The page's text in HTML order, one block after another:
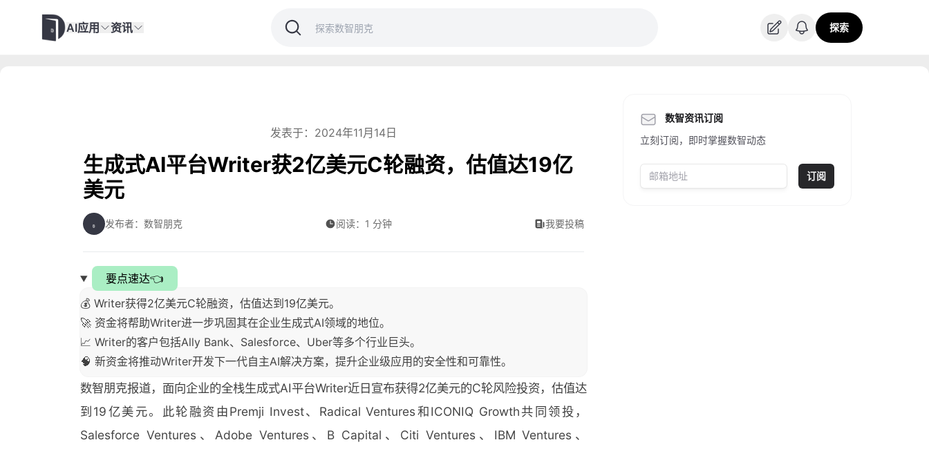
AI应用 资讯 探索
发表于：2024年11月14日
生成式AI平台Writer获2亿美元C轮融资，估值达19亿
美元
发布者：数智朋克 阅读：1 分钟 我要投稿
要点速达👈
💰 Writer获得2亿美元C轮融资，估值达到19亿美元。
🚀 资金将帮助Writer进一步巩固其在企业生成式AI领域的地位。
📈 Writer的客户包括Ally Bank、Salesforce、Uber等多个行业巨头。
🧠 新资金将推动Writer开发下一代自主AI解决方案，提升企业级应用的安全性和可靠性。
数智朋克报道，面向企业的全栈生成式AI平台Writer近日宣布获得2亿美元的C轮风险投资，估值达
到19亿美元。此轮融资由Premji Invest、Radical Ventures和ICONIQ Growth共同领投，
Salesforce Ventures、Adobe Ventures、B Capital、Citi Ventures、IBM Ventures、
数智资讯订阅
立刻订阅，即时掌握数智动态
订阅